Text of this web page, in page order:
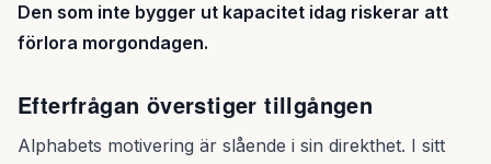
Den som inte bygger ut kapacitet idag riskerar att
förlora morgondagen.
Efterfrågan överstiger tillgången
Alphabets motivering är slående i sin direkthet. I sitt